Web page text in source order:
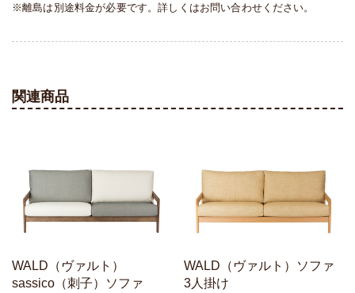
※離島は別途料金が必要です。詳しくはお問い合わせください。
関連商品
WALD（ヴァルト）
sassico（刺子）ソファ
WALD（ヴァルト）ソファ
3人掛け